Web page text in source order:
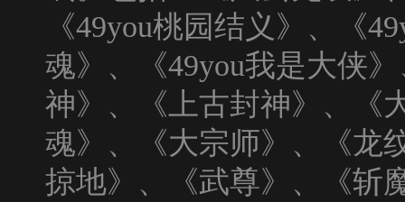
《49you桃园结义 》、《
魂》、《49you我是大侠
神》、《 上古封神》、《
魂》、《大宗师》、《龙
掠地》、《武尊》、《斩